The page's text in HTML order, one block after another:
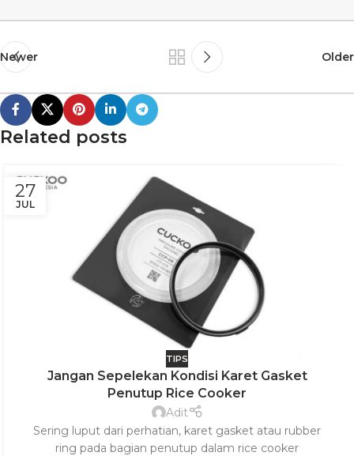
Newer Older
Related posts
27
JUL
TIPS
Jangan Sepelekan Kondisi Karet Gasket
Penutup Rice Cooker
Adit
Sering luput dari perhatian, karet gasket atau rubber
ring pada bagian penutup dalam rice cooker